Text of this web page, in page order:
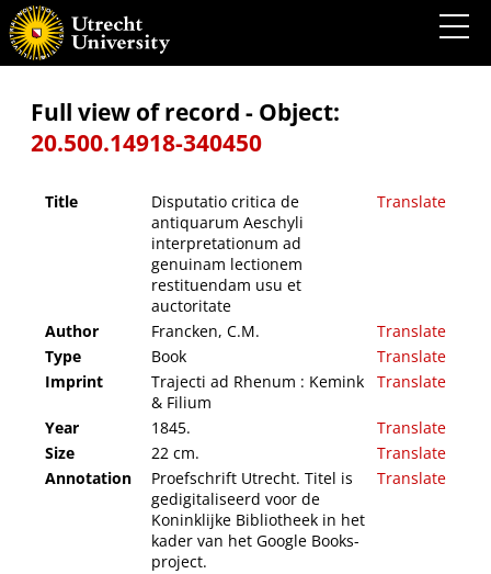
Disputatio critica de antiquarum Aeschyli interpretationum ad genuinam lectionem
restituendam usu et auctoritate
Full view of record - Object:
20.500.14918-340450
Title
Disputatio critica de
antiquarum Aeschyli
interpretationum ad
genuinam lectionem
restituendam usu et
auctoritate
Translate
Author Francken, C.M.
Translate
Type
Book
Translate
Imprint
Trajecti ad Rhenum : Kemink
& Filium
Translate
Year 1845.
Translate
Size
22 cm.
Translate
Annotation
Proefschrift Utrecht. Titel is
gedigitaliseerd voor de
Koninklijke Bibliotheek in het
kader van het Google Books-
project.
Translate